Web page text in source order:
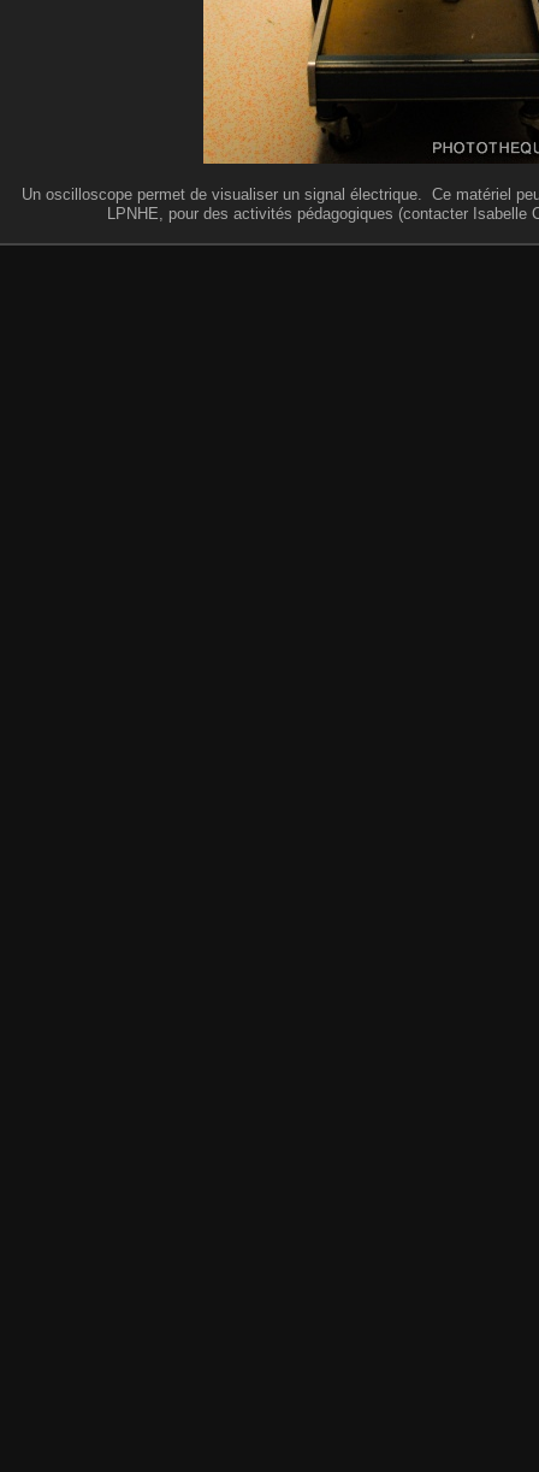
Un oscilloscope permet de visualiser un signal électrique. Ce matériel
LPNHE, pour des activités pédagogiques (contacter Isabelle